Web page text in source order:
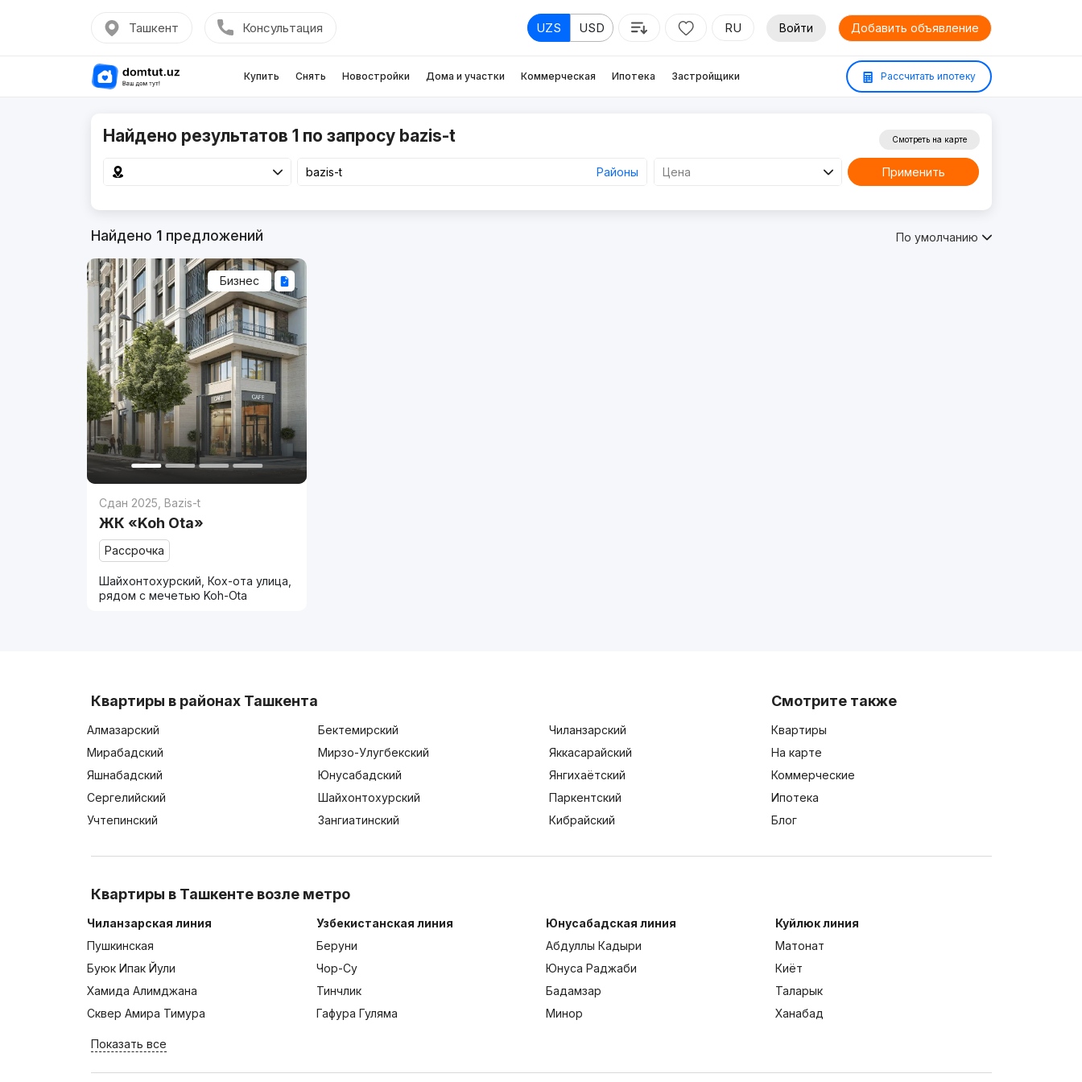
Ташкент Консультация UZS USD RU Войти Добавить объявление
Купить Снять Новостройки Дома и участки Коммерческая Ипотека Застройщики Рассчитать ипотеку
Найдено результатов 1 по запросу bazis-t
Районы Цена
Смотреть на карте
Применить
Найдено 1предложений По умолчанию
Бизнес
Сдан 2025 Bazis-t
ЖК «Koh Ota»
Рассрочка
Шайхонтохурский, Кох-ота улица,
рядом с мечетью Koh-Ota
Квартиры в районах Ташкента
Алмазарский Бектемирский
Чиланзарский
Мирабадский
Мирзо-Улугбекский
Яккасарайский
Яшнабадский
Юнусабадский
Янгихаётский
Сергелийский
Шайхонтохурский
Паркентский
Учтепинский
Зангиатинский Кибрайский
Смотрите также
Квартиры
На карте
Коммерческие
Ипотека
Блог
Квартиры в Ташкенте возле метро
Чиланзарская линия
Пушкинская
Буюк Ипак Йули
Хамида Алимджана
Сквер Амира Тимура
Узбекистанская линия
Беруни
Чор-Су
Тинчлик
Гафура Гуляма
Юнусабадская линия
Абдуллы Кадыри
Юнуса Раджаби
Бадамзар
Минор
Куйлюк линия
Матонат
Киёт
Таларык
Ханабад
Показать все